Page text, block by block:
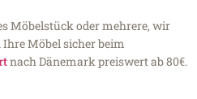
Möbelstück oder mehrere, wir
Möbel sicher beim
nach Dänemark preiswert ab 80€.